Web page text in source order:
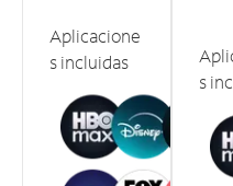
Aplicacione
s incluidas
s